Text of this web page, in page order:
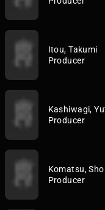
Itou, Takumi
Producer
Kashiwagi,
Producer
Komatsu,
Producer